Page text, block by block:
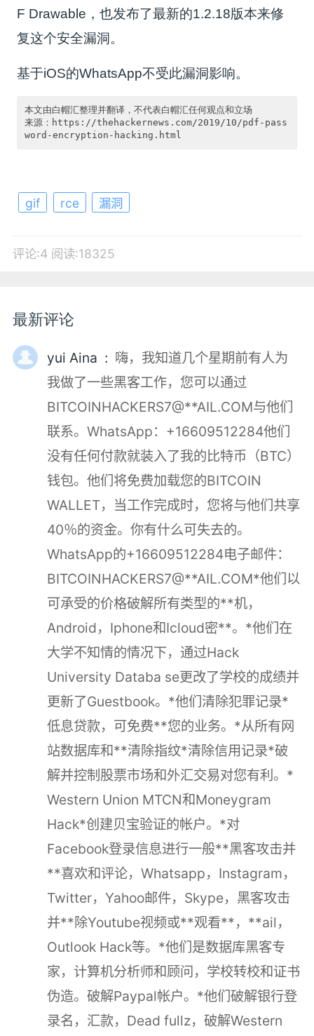
F Drawable，也发布了最新的1.2.18版本来修
复这个安全漏洞。
基于iOS的WhatsApp不受此漏洞影响。
本文由白帽汇整理并翻译，不代表白帽汇任何观点和立场
来源：https://thehackernews.com/2019/10/pdf-pass
gif rce 漏洞
评论:4 阅读:18325
最新评论
yui Aina : 嗨，我知道几个星期前有人为
我做了一些黑客工作，您可以通过
BITCOINHACKERS7@**AIL.COM与他们
联系。WhatsApp：+16609512284他们
没有任何付款就装入了我的比特币（BTC）
钱包。他们将免费加载您的BITCOIN
WALLET，当工作完成时，您将与他们共享
40％的资金。你有什么可失去的。
WhatsApp的+16609512284电子邮件：
BITCOINHACKERS7@**AIL.COM*他们以
可承受的价格破解所有类型的**机，
Android，Iphone和Icloud密**。*他们在
大学不知情的情况下，通过Hack
University Databa se更改了学校的成绩并
更新了Guestbook。*他们清除犯罪记录*
低息贷款，可免费**您的业务。*从所有网
站数据库和**清除指纹*清除信用记录*破
解并控制股票市场和外汇交易对您有利。*
Western Union MTCN和Moneygram
Hack*创建贝宝验证的帐户。*对
Facebook登录信息进行一般**黑客攻击并
**喜欢和评论，Whatsapp，Instagram，
Twitter，Yahoo邮件，Skype，黑客攻击
并**除Youtube视频或**观看**，**ail，
Outlook Hack等。*他们是数据库黑客专
家，计算机分析师和顾问，学校转校和证书
伪造。破解Paypal帐户。*他们破解银行登
录名，汇款，Dead fullz，破解Western